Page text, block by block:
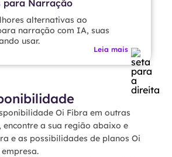
para Narração
alternativas ao
narração com IA, suas
usar.
Leia mais
Oi Fibra em outras
encontre a sua região abaixo e
e as possibilidades de planos Oi